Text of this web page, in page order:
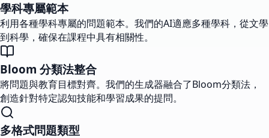
學科專屬範本
利用各種學科專屬的問題範本。我們的AI適應多種學科，從文學
到科學，確保在課程中具有相關性。
Bloom 分類法整合
將問題與教育目標對齊。我們的生成器融合了Bloom分類法，
創造針對特定認知技能和學習成果的提問。
多格式問題類型